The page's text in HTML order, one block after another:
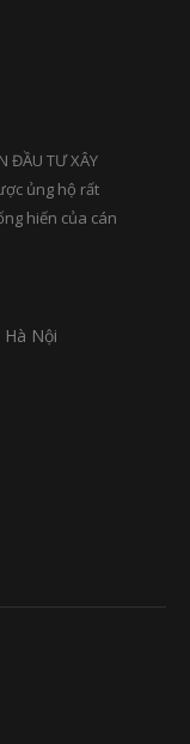
ĐẦU TƯ XÂY
ủng hộ rất
hiến của cán
Nội